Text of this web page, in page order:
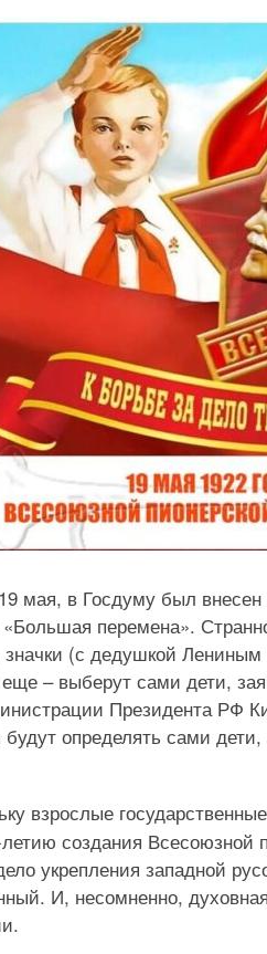
мая, в Госдуму был
перемена».
(с дедушкой
– выберут сами дети,
Президента РФ
будут определять сами дети,
взрослые
летию создания
укрепления западной
И, несомненно,